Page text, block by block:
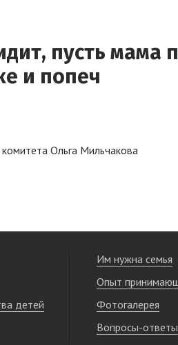
пусть мама
и попеч
Ольга Мильчакова
детей
Им нужна семья
Опыт
Фотогалерея
Вопросы-ответы